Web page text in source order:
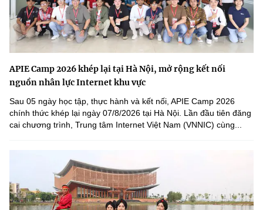
APIE Camp 2026 khép lại tại Hà Nội, mở rộng kết nối
nguồn nhân lực Internet khu vực
Sau 05 ngày học tập, thực hành và kết nối, APIE Camp 2026
chính thức khép lại ngày 07/8/2026 tại Hà Nội. Lần đầu tiên đăng
cai chương trình, Trung tâm Internet Việt Nam (VNNIC) cùng...